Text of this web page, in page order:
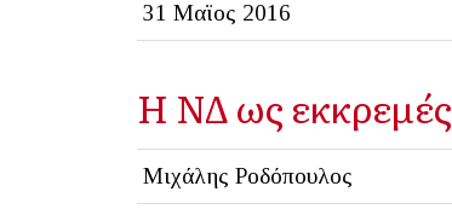
31 Μαϊος 2016
Η ΝΔ ως εκκρεμές
Μιχάλης Ροδόπουλος